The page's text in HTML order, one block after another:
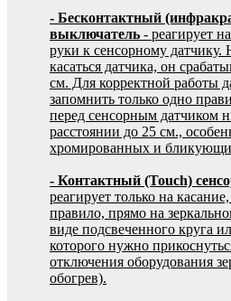
- Бесконтактный
выключатель - реагирует
руки к сенсорному датчику.
касаться датчика, он
см. Для корректной работы
запомнить только одно
перед сенсорным датчиком
расстоянии до 25 см.,
хромированных и
- Контактный (Touch)
реагирует только на
правило, прямо на
виде подсвеченного круга
которого нужно
отключения оборудования
обогрев).